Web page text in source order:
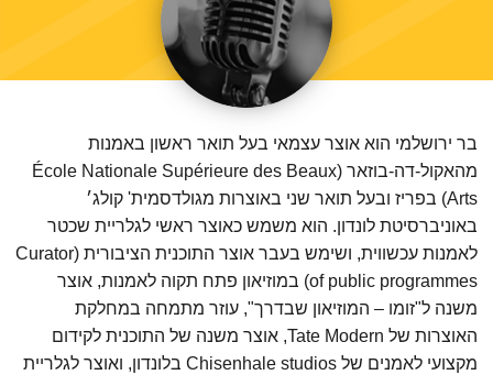
בר ירושלמי הוא אוצר עצמאי בעל תואר ראשון באמנות
מהאקול-דה-בוזאר (École Nationale Supérieure des Beaux
Arts) בפריז ובעל תואר שני באוצרות מגולדסמית' קולג׳
באוניברסיטת לונדון. הוא משמש כאוצר ראשי לגלריית שכטר
לאמנות עכשווית, ושימש בעבר אוצר התוכנית הציבורית (Curator
of public programmes) במוזיאון פתח תקוה לאמנות, אוצר
משנה ל"זומו – המוזיאון שבדרך", עוזר מתמחה במחלקת
האוצרות של Tate Modern, אוצר משנה של התוכנית לקידום
מקצועי לאמנים של Chisenhale studios בלונדון, ואוצר לגלריית